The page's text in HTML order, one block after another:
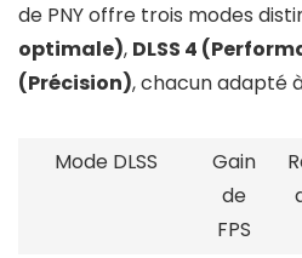
de PNY offre trois modes
optimale), DLSS 4
(Précision), chacun adapté
Mode DLSS
Gain
de
FPS